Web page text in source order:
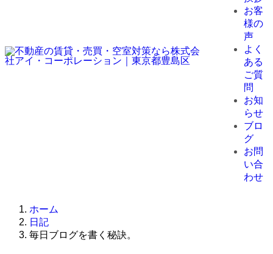
お客
様の
声
よく
ある
ご質
問
お知
らせ
ブロ
グ
お問
い合
わせ
ホーム
日記
毎日ブログを書く秘訣。